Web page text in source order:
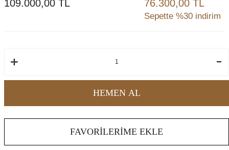
109.000,00 TL 76.300,00 TL
Sepette %30 indirim
HEMEN AL
FAVORILERIME EKLE